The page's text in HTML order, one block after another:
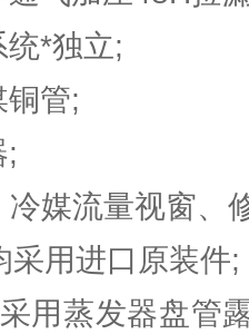
*独立;
管;
;
媒流量视窗、
采用进口原装件;
用蒸发器盘管